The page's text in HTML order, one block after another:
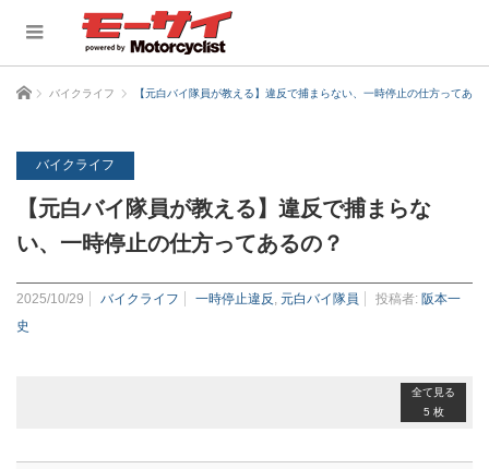
ホーム バイクライフ 【元白バイ隊員が教える】違反で捕まらない、一時停止の仕方ってある
バイクライフ
【元白バイ隊員が教える】違反で捕まらな
い、一時停止の仕方ってあるの？
2025/10/29 バイクライフ 一時停止違反 元白バイ隊員 投稿者: 阪本一
史
全て見る
5 枚